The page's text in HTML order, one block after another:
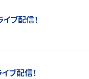
ブ配信！
ブ配信！